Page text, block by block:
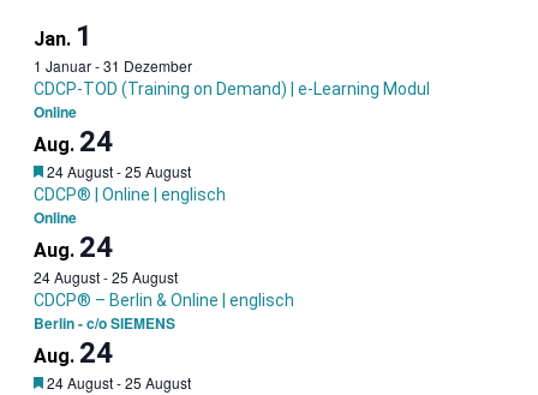
Jan. 1
1 Januar-31 Dezember
CDCP-TOD (Training on Demand) | e-Learning Modul
Online
Aug. 24
Garantietermin
24 August-25 August
CDCP® | Online | englisch
Online
Aug. 24
24 August-25 August
CDCP® – Berlin & Online | englisch
Berlin - c/o SIEMENS
Aug. 24
Garantietermin
24 August-25 August